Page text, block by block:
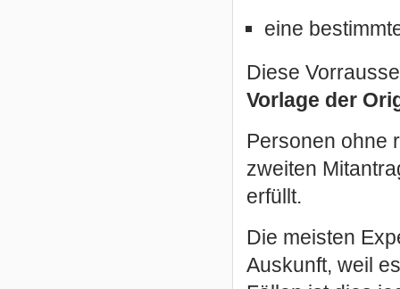
eine
Diese
Vorlage der
Personen ohne
zweiten
erfüllt.
Die meisten
Auskunft, weil